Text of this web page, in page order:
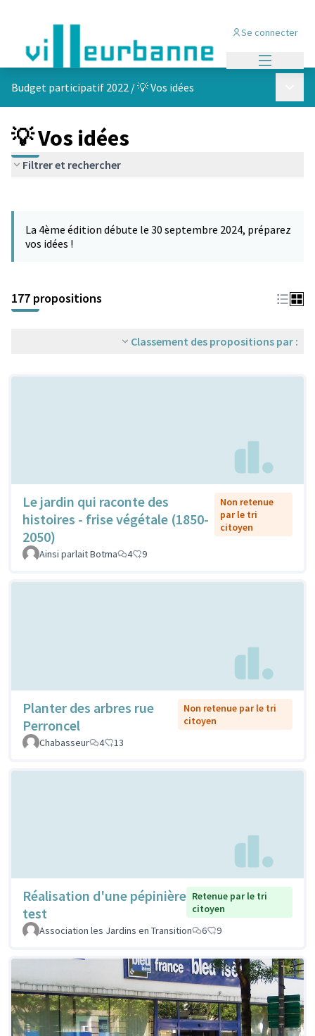
Se connecter
Budget participatif 2022 /💡 Vos idées
💡 Vos idées
Filtrer et rechercher
−
La 4ème édition débute le 30 septembre 2024, préparez
vos idées !
177 propositions
Classement des propositions par :
Le jardin qui raconte des
histoires - frise végétale (1850-
2050)
Non retenue
par le tri
citoyen
Ainsi parlait Botma 4 9
Planter des arbres rue
Perroncel
Non retenue par le tri
citoyen
Chabasseur
4 13
Réalisation d'une pépinière
test
Retenue par le tri
citoyen
Association les Jardins en Transition
6 9